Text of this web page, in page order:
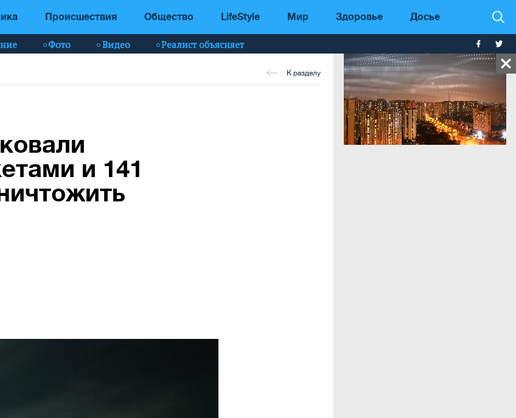
Происшествия Общество LifeStyle Мир Здоровье Досье
Фото Видео Реалист объясняет
К разделу
и 141